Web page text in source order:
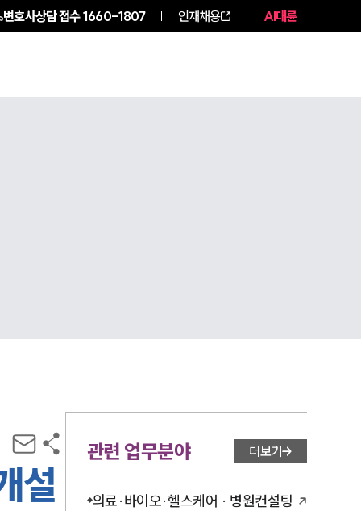
변호사상담 접수1660-1807 인재채용 AI대륜
설
관련 업무분야 더보기
의료·바이오·헬스케어 · 병원컨설팅